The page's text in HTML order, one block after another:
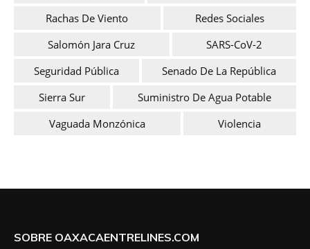
Rachas De Viento
Redes Sociales
Salomón Jara Cruz
SARS-CoV-2
Seguridad Pública
Senado De La República
Sierra Sur
Suministro De Agua Potable
Vaguada Monzónica
Violencia
SOBRE OAXACAENTRELINES.COM